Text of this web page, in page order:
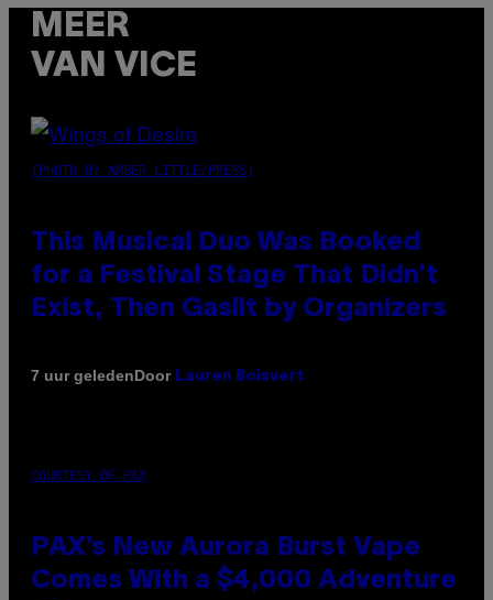
MEER
VAN VICE
(PHOTO BY AMBER LITTLE/PRESS)
This Musical Duo Was Booked
for a Festival Stage That Didn’t
Exist, Then Gaslit by Organizers
7 uur geledenDoor Lauren Boisvert
COURTESY OF PAX
PAX’s New Aurora Burst Vape
Comes With a $4,000 Adventure